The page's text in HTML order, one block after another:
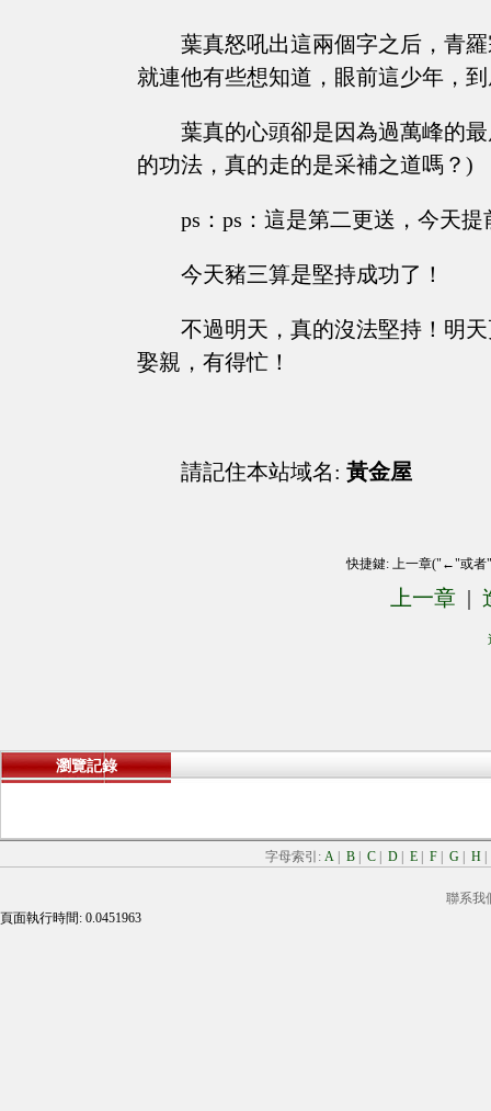
葉真怒吼出這兩個字之后，青
就連他有些想知道，眼前這少年，
葉真的心頭卻是因為過萬峰的
的功法，真的走的是采補之道嗎？)
ps：ps：這是第二更送，今天提
今天豬三算是堅持成功了！
不過明天，真的沒法堅持！明
娶親，有得忙！
請記住本站域名: 黃金屋
快捷鍵: 上一章("←"或
上一章 |
瀏覽記錄
字母索引: A B C D E F G H
聯系我
頁面執行時間: 0.0451963